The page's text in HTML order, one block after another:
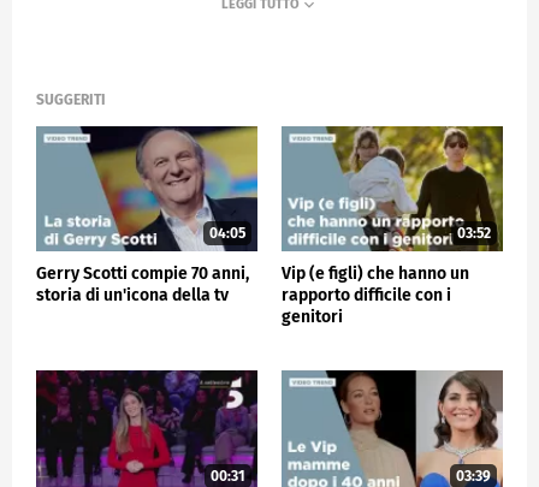
VERISSIMO
SUGGERITI
04:05
Gerry Scotti compie 70 anni,
storia di un'icona della tv
03:52
Vip (e figli) che hanno un
rapporto difficile con i
genitori
00:31 03:39